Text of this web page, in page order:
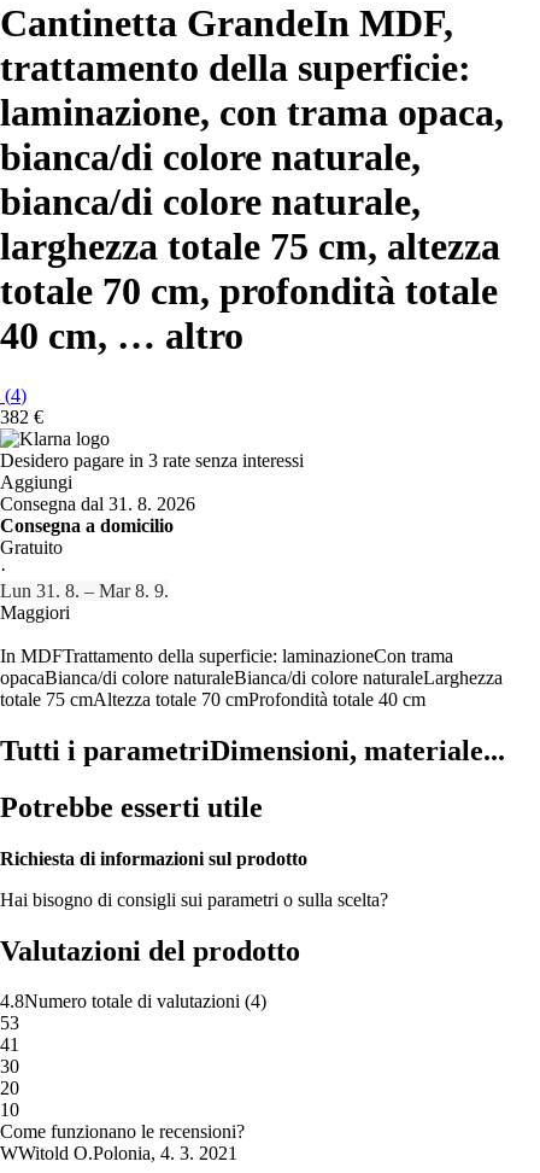
Cantinetta GrandeIn MDF,
trattamento della superficie:
laminazione, con trama opaca,
bianca/di colore naturale,
bianca/di colore naturale,
larghezza totale 75 cm, altezza
totale 70 cm, profondità totale
40 cm, … altro
(4)
382 €
Desidero pagare in 3 rate senza interessi
Aggiungi
Consegna dal 31. 8. 2026
Consegna a domicilio
Gratuito
·
Lun 31. 8. – Mar 8. 9.
Maggiori
In MDFTrattamento della superficie: laminazioneCon trama
opacaBianca/di colore naturaleBianca/di colore naturaleLarghezza
totale 75 cmAltezza totale 70 cmProfondità totale 40 cm
Tutti i parametriDimensioni, materiale...
Potrebbe esserti utile
Richiesta di informazioni sul prodotto
Hai bisogno di consigli sui parametri o sulla scelta?
Valutazioni del prodotto
4.8Numero totale di valutazioni (4)
53
41
30
20
10
Come funzionano le recensioni?
WWitold O.Polonia, 4. 3. 2021